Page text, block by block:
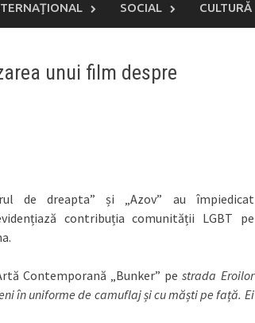
SOCIAL CULTURĂ
unui film despre
de dreapta” și „Azov” au împiedicat
contribuția comunității LGBT pe
Contemporană „Bunker” pestrada Eroilor
în uniforme de camuflaj șicumăștipe față. Ei